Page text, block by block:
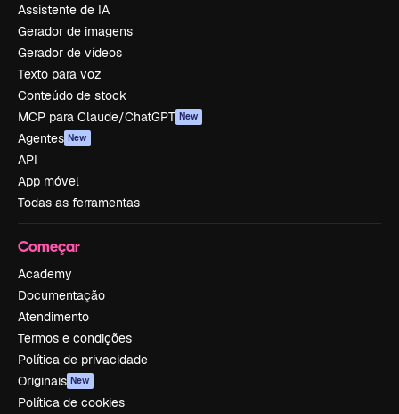
Assistente de IA
Gerador de imagens
Gerador de vídeos
Texto para voz
Conteúdo de stock
MCP para Claude/ChatGPT New
Agentes New
API
App móvel
Todas as ferramentas
Começar
Academy
Documentação
Atendimento
Termos e condições
Política de privacidade
Originais New
Política de cookies